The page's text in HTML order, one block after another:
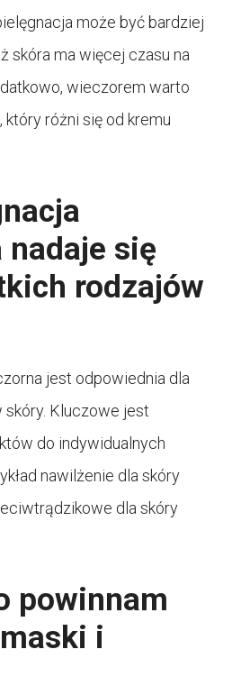
może być bardziej
skóra ma więcej czasu na
wieczorem warto
różni się od kremu
się
rodzajów
jest odpowiednia dla
Kluczowe jest
do indywidualnych
nawilżenie dla skóry
dla skóry
powinnam
i